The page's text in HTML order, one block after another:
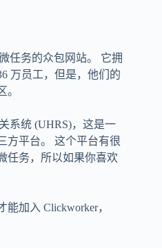
任务的众包网站。 它拥
万员工，但是，他们的
。
系统 (UHRS)，这是一
方平台。 这个平台有很
任务，所以如果你喜欢
加入 Clickworker，